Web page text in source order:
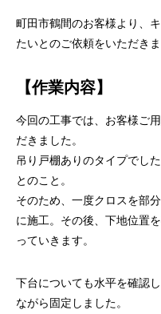
町田市鶴間のお客様より、
たいとのご依頼をいただきま
【作業内容】
今回の工事では、お客様ご
だきました。
吊り戸棚ありのタイプでし
とのこと。
そのため、一度クロスを部
に施工。その後、下地位置
っていきます。
下台についても水平を確認
ながら固定しました。